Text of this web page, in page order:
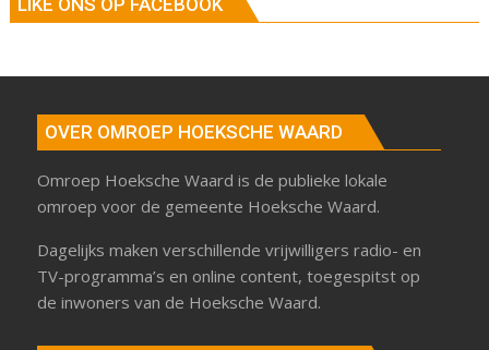
LIKE ONS OP FACEBOOK
OVER OMROEP HOEKSCHE WAARD
Omroep Hoeksche Waard is de publieke lokale
omroep voor de gemeente Hoeksche Waard.
Dagelijks maken verschillende vrijwilligers radio- en
TV-programma’s en online content, toegespitst op
de inwoners van de Hoeksche Waard.